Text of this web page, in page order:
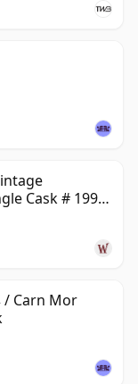
Cask # 1995
/ Carn Mor